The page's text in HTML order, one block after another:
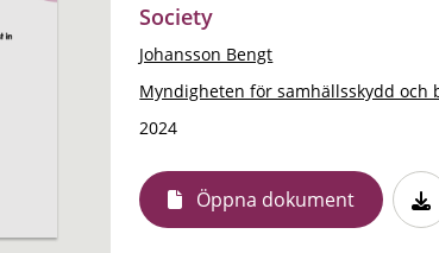
Society
Johansson Bengt
Myndigheten för samhällsskydd och
2024
Öppna dokument